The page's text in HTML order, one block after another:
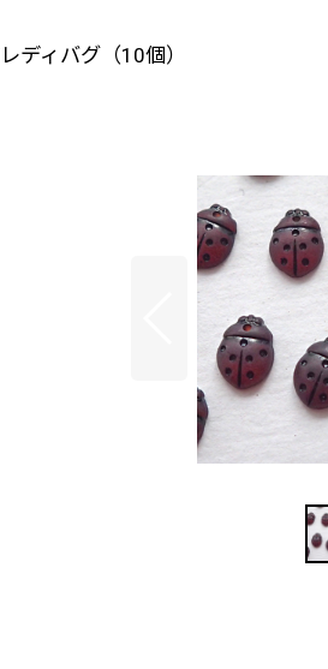
ディバグ（10個）